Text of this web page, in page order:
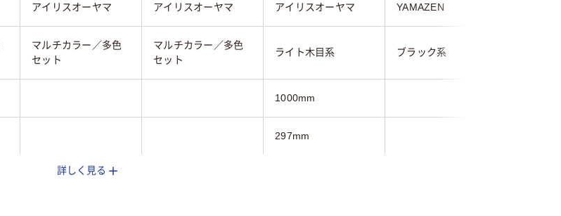
アイリスオーヤマ アイリスオーヤマ アイリスオーヤマ YAMAZEN
マルチカラー／多色
セット
マルチカラー／多色
セット
ライト木目系 ブラック系
1000mm
297mm
詳しく見る